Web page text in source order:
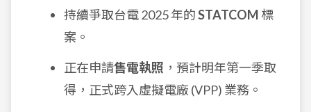
持續爭取台電 2025 年的STATCOM 標
案。
正在申請售電執照 ，預計明年第一季取
得，正式跨入虛擬電廠 (VPP) 業務。